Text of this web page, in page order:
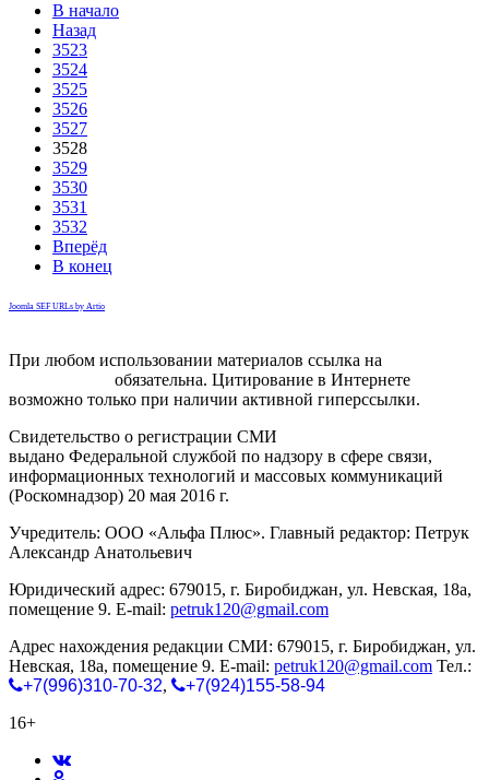
В начало
Назад
3523
3524
3525
3526
3527
3528
3529
3530
3531
3532
Вперёд
В конец
Joomla SEF URLs by Artio
При любом использовании материалов ссылка на
обязательна. Цитирование в Интернете
возможно только при наличии активной гиперссылки.
Свидетельство о регистрации СМИ
выдано Федеральной службой по надзору в сфере связи,
информационных технологий и массовых коммуникаций
(Роскомнадзор) 20 мая 2016 г.
Учредитель: ООО «Альфа Плюс». Главный редактор: Петрук
Александр Анатольевич
Юридический адрес: 679015, г. Биробиджан, ул. Невская, 18а,
помещение 9. E-mail: petruk120@gmail.com
Адрес нахождения редакции СМИ: 679015, г. Биробиджан, ул.
Невская, 18а, помещение 9. E-mail: petruk120@gmail.com Тел.:
+7(996)310-70-32,
+7(924)155-58-94
16+